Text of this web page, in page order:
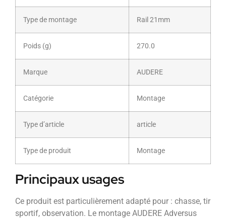
Type de montage Rail 21mm
Poids (g) 270.0
Marque AUDERE
Catégorie Montage
Type d’article article
Type de produit Montage
Principaux usages
Ce produit est particulièrement adapté pour : chasse, tir
sportif, observation. Le montage AUDERE Adversus